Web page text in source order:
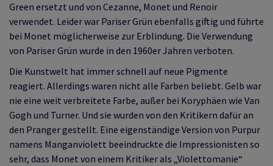
Green ersetzt und von Cezanne, Monet und Renoir
verwendet. Leider war Pariser Grün ebenfalls giftig und führte
bei Monet möglicherweise zur Erblindung. Die Verwendung
von Pariser Grün wurde in den 1960er Jahren verboten.
Die Kunstwelt hat immer schnell auf neue Pigmente
reagiert. Allerdings waren nicht alle Farben beliebt. Gelb war
nie eine weit verbreitete Farbe, außer bei Koryphäen wie Van
Gogh und Turner. Und sie wurden von den Kritikern dafür an
den Pranger gestellt. Eine eigenständige Version von Purpur
namens Manganviolett beeindruckte die Impressionisten so
sehr, dass Monet von einem Kritiker als „Violettomanie“